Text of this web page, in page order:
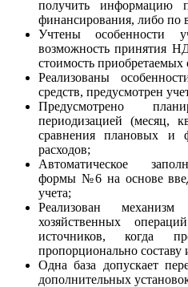
получить информацию
финансирования, либо по
Учтены особенности
возможность принятия
стоимость приобретаемых
Реализованы
средств, предусмотрен
Предусмотрено
периодизацией (месяц,
сравнения плановых и
расходов;
Автоматическое
формы №6 на основе
учета;
Реализован механизм
хозяйственных
источников, когда
пропорционально составу
Одна база допускает
дополнительных